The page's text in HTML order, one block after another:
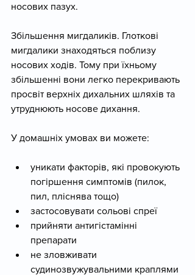
носових пазух.
Збільшення мигдаликів. Глоткові
мигдалики знаходяться поблизу
носових ходів. Тому при їхньому
збільшенні вони легко перекривають
просвіт верхніх дихальних шляхів та
утруднюють носове дихання.
У домашніх умовах ви можете:
уникати факторів, які провокують
погіршення симптомів (пилок,
пил, пліснява тощо)
застосовувати сольові спреї
прийняти антигістамінні
препарати
не зловживати
судинозвужувальними краплями